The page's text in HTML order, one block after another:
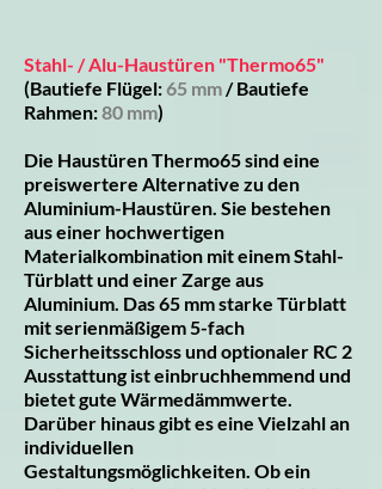
Stahl- / Alu-Haustüren "Thermo65"
(Bautiefe Flügel:65 mm/ Bautiefe
Rahmen:80 mm)
Die Haustüren Thermo65 sind eine
preiswertere Alternative zu den
Aluminium-Haustüren. Sie bestehen
aus einer hochwertigen
Materialkombination mit einem Stahl-
Türblatt und einer Zarge aus
Aluminium. Das 65 mm starke Türblatt
mit serienmäßigem 5-fach
Sicherheitsschloss und optionaler RC 2
Ausstattung ist einbruchhemmend und
bietet gute Wärmedämmwerte.
Darüber hinaus gibt es eine Vielzahl an
individuellen
Gestaltungsmöglichkeiten. Ob ein